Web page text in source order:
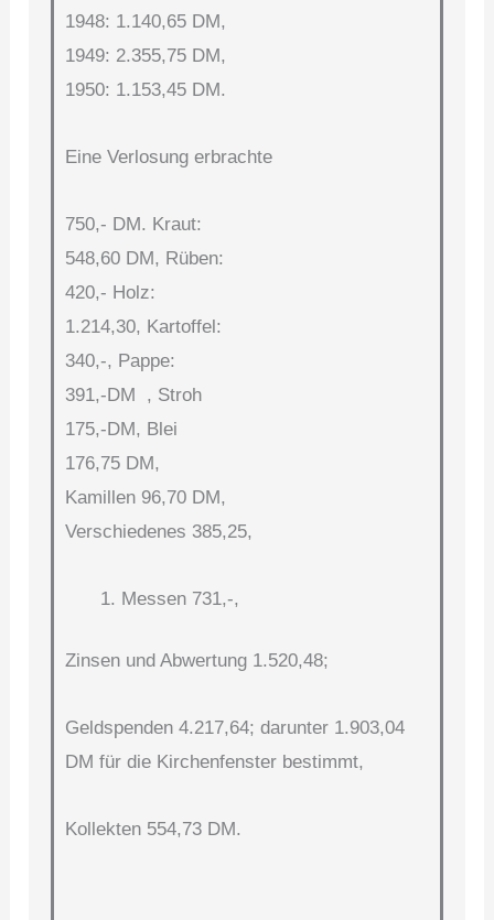
1948: 1.140,65 DM,
1949: 2.355,75 DM,
1950: 1.153,45 DM.
Eine Verlosung erbrachte
750,- DM. Kraut:
548,60 DM, Rüben:
420,- Holz:
1.214,30, Kartoffel:
340,-, Pappe:
391,-DM , Stroh
175,-DM, Blei
176,75 DM,
Kamillen 96,70 DM,
Verschiedenes 385,25,
Messen 731,-,
Zinsen und Abwertung 1.520,48;
Geldspenden 4.217,64; darunter 1.903,04
DM für die Kirchenfenster bestimmt,
Kollekten 554,73 DM.